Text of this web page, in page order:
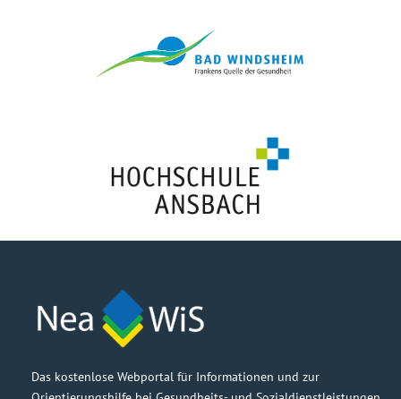
Das kostenlose Webportal für Informationen und zur